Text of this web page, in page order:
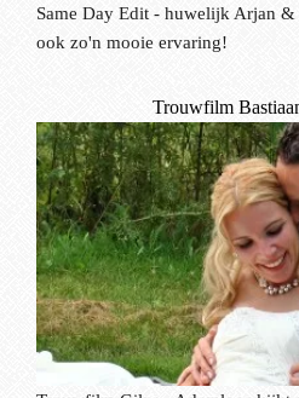
Same Day Edit - huwelijk Arjan &
ook zo'n mooie ervaring!
Trouwfilm